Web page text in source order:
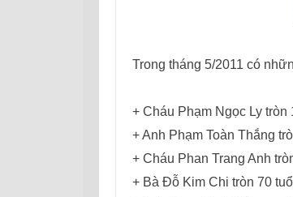
Trong tháng 5/2011 có
+ Cháu Phạm Ngọc Ly tròn
+ Anh Phạm Toàn Thắng
+ Cháu Phan Trang Anh
+ Bà Đỗ Kim Chi tròn 70